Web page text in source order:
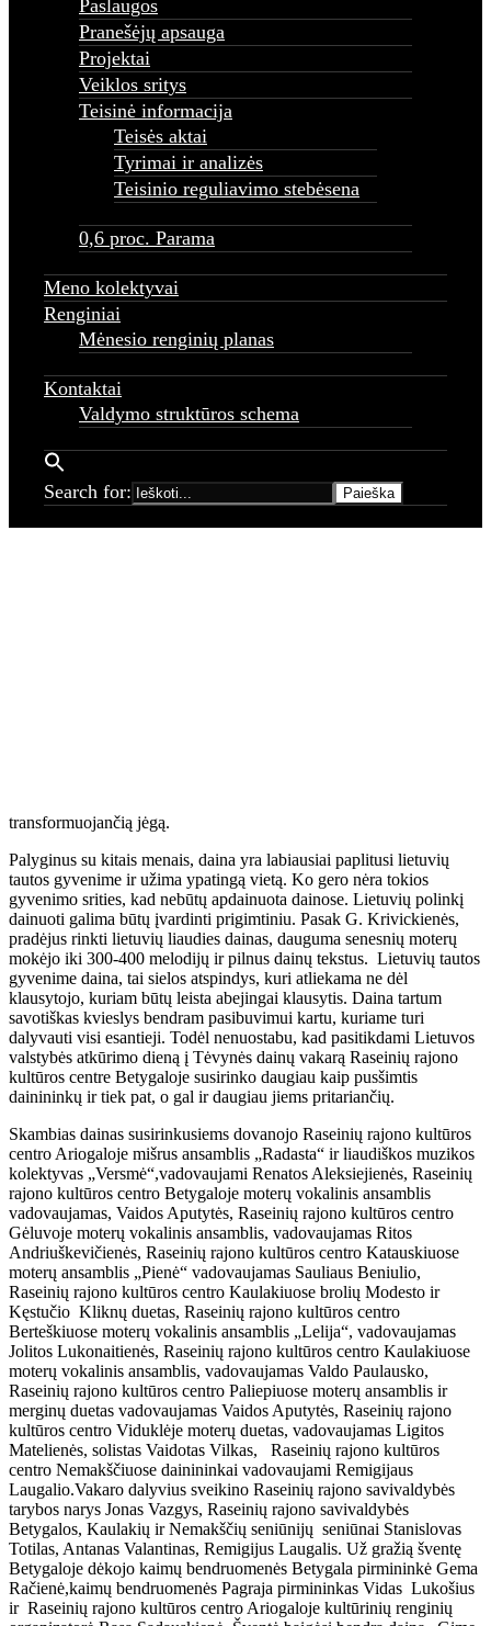
Paslaugos
Pranešėjų apsauga
Projektai
Veiklos sritys
Teisinė informacija
Teisės aktai
Tyrimai ir analizės
Teisinio reguliavimo stebėsena
0,6 proc. Parama
Meno kolektyvai
Renginiai
Mėnesio renginių planas
Kontaktai
Valdymo struktūros schema
Search for:
transformuojančią jėgą.
Palyginus su kitais menais, daina yra labiausiai paplitusi lietuvių
tautos gyvenime ir užima ypatingą vietą. Ko gero nėra tokios
gyvenimo srities, kad nebūtų apdainuota dainose. Lietuvių polinkį
dainuoti galima būtų įvardinti prigimtiniu. Pasak G. Krivickienės,
pradėjus rinkti lietuvių liaudies dainas, dauguma senesnių moterų
mokėjo iki 300-400 melodijų ir pilnus dainų tekstus. Lietuvių tautos
gyvenime daina, tai sielos atspindys, kuri atliekama ne dėl
klausytojo, kuriam būtų leista abejingai klausytis. Daina tartum
savotiškas kvieslys bendram pasibuvimui kartu, kuriame turi
dalyvauti visi esantieji. Todėl nenuostabu, kad pasitikdami Lietuvos
valstybės atkūrimo dieną į Tėvynės dainų vakarą Raseinių rajono
kultūros centre Betygaloje susirinko daugiau kaip pusšimtis
dainininkų ir tiek pat, o gal ir daugiau jiems pritariančių.
Skambias dainas susirinkusiems dovanojo Raseinių rajono kultūros
centro Ariogaloje mišrus ansamblis „Radasta“ ir liaudiškos muzikos
kolektyvas „Versmė“,vadovaujami Renatos Aleksiejienės, Raseinių
rajono kultūros centro Betygaloje moterų vokalinis ansamblis
vadovaujamas, Vaidos Aputytės, Raseinių rajono kultūros centro
Gėluvoje moterų vokalinis ansamblis, vadovaujamas Ritos
Andriuškevičienės, Raseinių rajono kultūros centro Katauskiuose
moterų ansamblis „Pienė“ vadovaujamas Sauliaus Beniulio,
Raseinių rajono kultūros centro Kaulakiuose brolių Modesto ir
Kęstučio Kliknų duetas, Raseinių rajono kultūros centro
Berteškiuose moterų vokalinis ansamblis „Lelija“, vadovaujamas
Jolitos Lukonaitienės, Raseinių rajono kultūros centro Kaulakiuose
moterų vokalinis ansamblis, vadovaujamas Valdo Paulausko,
Raseinių rajono kultūros centro Paliepiuose moterų ansamblis ir
merginų duetas vadovaujamas Vaidos Aputytės, Raseinių rajono
kultūros centro Viduklėje moterų duetas, vadovaujamas Ligitos
Matelienės, solistas Vaidotas Vilkas, Raseinių rajono kultūros
centro Nemakščiuose dainininkai vadovaujami Remigijaus
Laugalio.Vakaro dalyvius sveikino Raseinių rajono savivaldybės
tarybos narys Jonas Vazgys, Raseinių rajono savivaldybės
Betygalos, Kaulakių ir Nemakščių seniūnijų seniūnai Stanislovas
Totilas, Antanas Valantinas, Remigijus Laugalis. Už gražią šventę
Betygaloje dėkojo kaimų bendruomenės Betygala pirmininkė Gema
Račienė,kaimų bendruomenės Pagraja pirmininkas Vidas Lukošius
ir Raseinių rajono kultūros centro Ariogaloje kultūrinių renginių